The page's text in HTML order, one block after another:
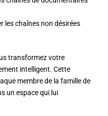
les chaînes non désirées
transformez votre
intelligent. Cette
membre de la famille de
un espace qui lui